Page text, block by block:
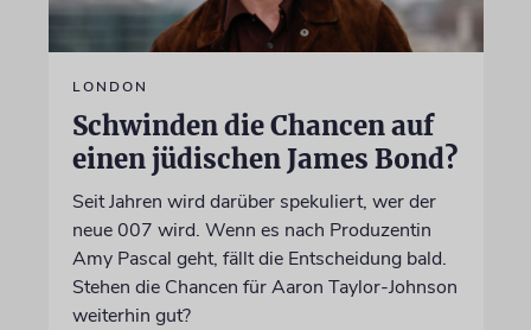
LONDON
Schwinden die Chancen auf
einen jüdischen James Bond?
Seit Jahren wird darüber spekuliert, wer der
neue 007 wird. Wenn es nach Produzentin
Amy Pascal geht, fällt die Entscheidung bald.
Stehen die Chancen für Aaron Taylor-Johnson
weiterhin gut?